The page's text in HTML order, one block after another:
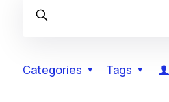
Categories Tags